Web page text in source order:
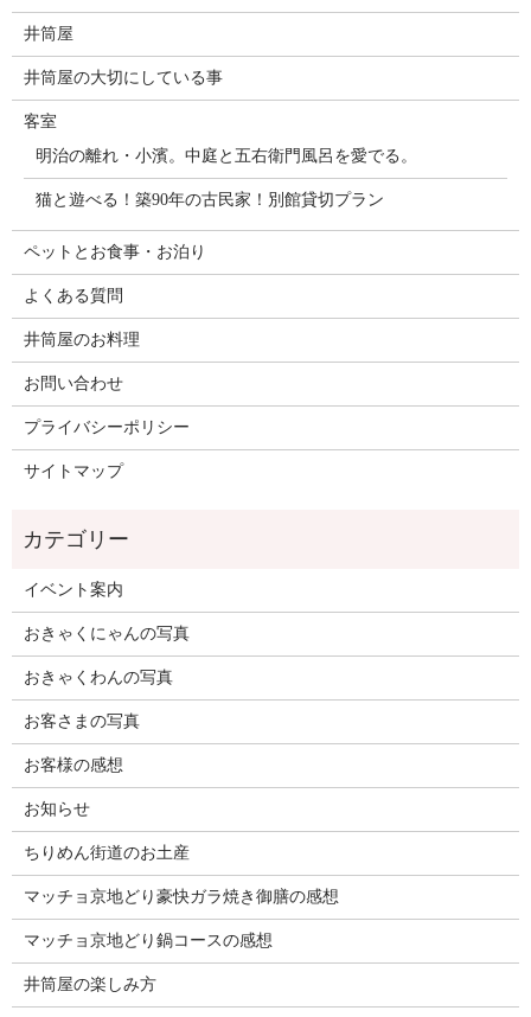
井筒屋
井筒屋の大切にしている事
客室
明治の離れ・小濱。中庭と五右衛門風呂を愛でる。
猫と遊べる！築90年の古民家！別館貸切プラン
ペットとお食事・お泊り
よくある質問
井筒屋のお料理
お問い合わせ
プライバシーポリシー
サイトマップ
イベント案内
おきゃくにゃんの写真
おきゃくわんの写真
お客さまの写真
お客様の感想
お知らせ
ちりめん街道のお土産
マッチョ京地どり豪快ガラ焼き御膳の感想
マッチョ京地どり鍋コースの感想
井筒屋の楽しみ方